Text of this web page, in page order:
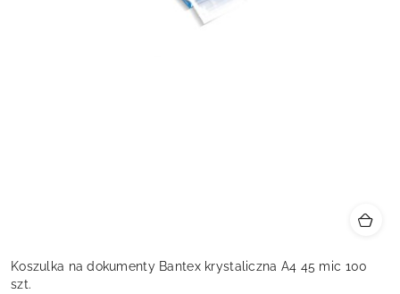
Koszulka na dokumenty Bantex krystaliczna A4 45 mic 100
szt.